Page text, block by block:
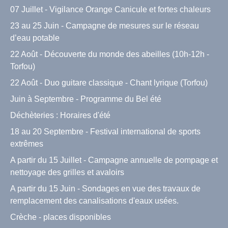
07 Juillet - Vigilance Orange Canicule et fortes chaleurs
23 au 25 Juin - Campagne de mesures sur le réseau
d’eau potable
22 Août - Découverte du monde des abeilles (10h-12h -
Torfou)
22 Août - Duo guitare classique - Chant lyrique (Torfou)
Juin à Septembre - Programme du Bel été
Déchèteries : Horaires d'été
18 au 20 Septembre - Festival international de sports
extrêmes
A partir du 15 Juillet - Campagne annuelle de pompage et
nettoyage des grilles et avaloirs
A partir du 15 Juin - Sondages en vue des travaux de
remplacement des canalisations d'eaux usées.
Crèche - places disponibles